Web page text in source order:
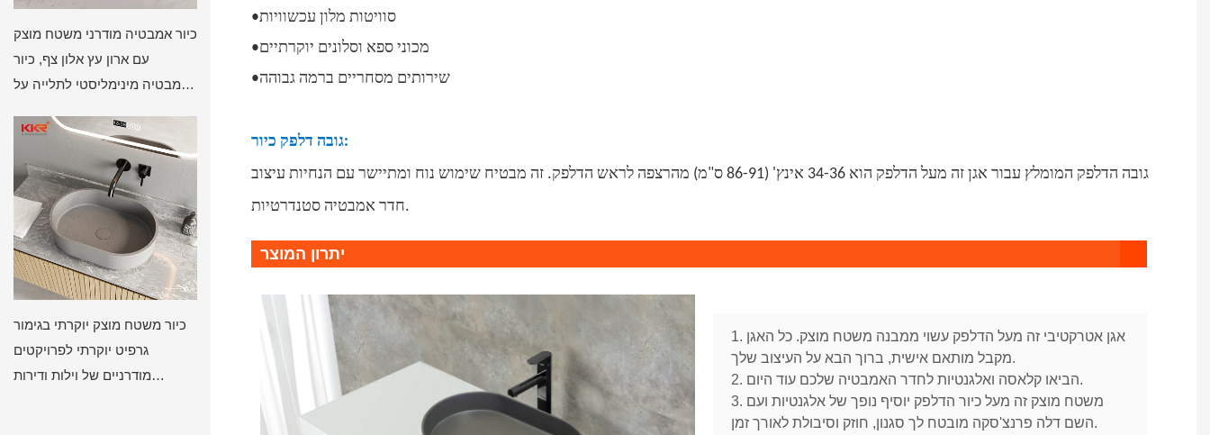
כיור אמבטיה מודרני משטח מוצק
עם ארון עץ אלון צף, כיור
אמבטיה מינימליסטי לתלייה על
כיור משטח מוצק יוקרתי בגימור
גרפיט יוקרתי לפרויקטים
מודרניים של וילות ודירות
•סוויטות מלון עכשוויות
•מכוני ספא וסלונים יוקרתיים
•שירותים מסחריים ברמה גבוהה
גובה דלפק כיור:
גובה הדלפק המומלץ עבור אגן זה מעל הדלפק הוא 34-36 אינץ' (86-91 ס"מ) מהרצפה לראש הדלפק. זה מבטיח שימוש נוח ומתיישר עם הנחיות עיצוב
חדר אמבטיה סטנדרטיות.
יתרון המוצר
1. אגן אטרקטיבי זה מעל הדלפק עשוי ממבנה משטח מוצק. כל האגן
מקבל מותאם אישית, ברוך הבא על העיצוב שלך.
2. הביאו קלאסה ואלגנטיות לחדר האמבטיה שלכם עוד היום.
3. משטח מוצק זה מעל כיור הדלפק יוסיף נופך של אלגנטיות ועם
השם דלה פרנצ'סקה מובטח לך סגנון, חוזק וסיבולת לאורך זמן.